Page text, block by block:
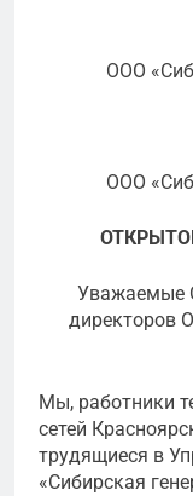
ООО
ООО
Уважаемые
директоров
Мы, работники
сетей
трудящиеся в
«Сибирская